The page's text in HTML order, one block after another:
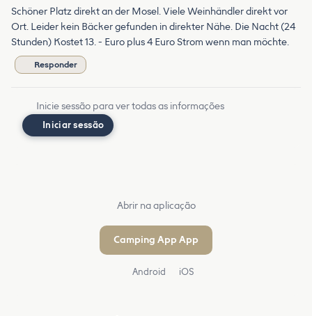
Schöner Platz direkt an der Mosel. Viele Weinhändler direkt vor
Ort. Leider kein Bäcker gefunden in direkter Nähe. Die Nacht (24
Stunden) Kostet 13. - Euro plus 4 Euro Strom wenn man möchte.
Responder
Inicie sessão para ver todas as informações
Iniciar sessão
Abrir na aplicação
Camping App App
Android iOS